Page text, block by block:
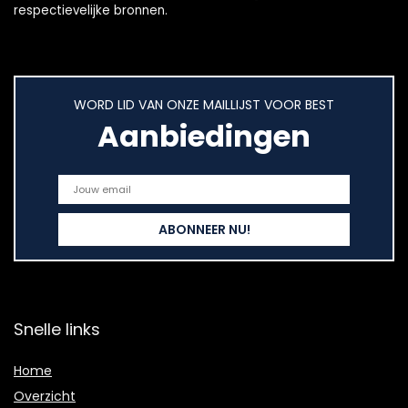
respectievelijke bronnen.
WORD LID VAN ONZE MAILLIJST VOOR BEST
Aanbiedingen
Snelle links
Home
Overzicht